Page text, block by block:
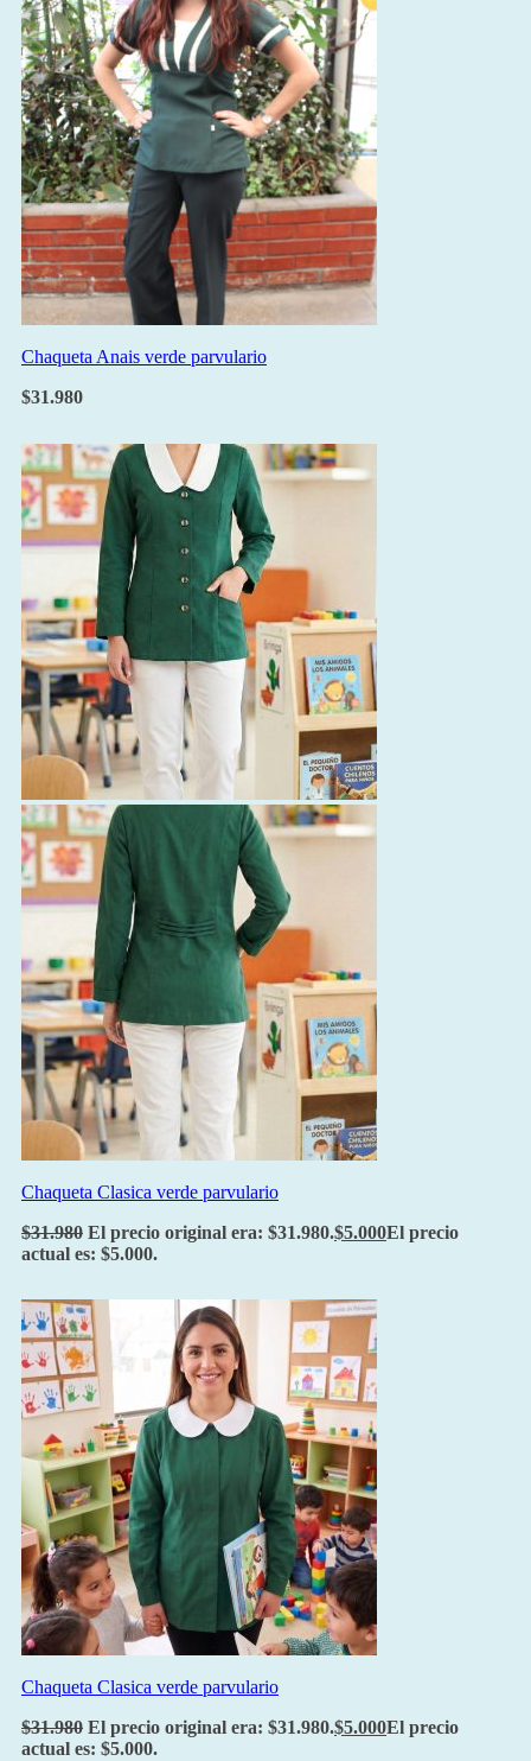
Chaqueta Anais verde parvulario
$31.980
Chaqueta Clasica verde parvulario
$31.980 El precio original era: $31.980.$5.000El precio
actual es: $5.000.
Chaqueta Clasica verde parvulario
$31.980 El precio original era: $31.980.$5.000El precio
actual es: $5.000.